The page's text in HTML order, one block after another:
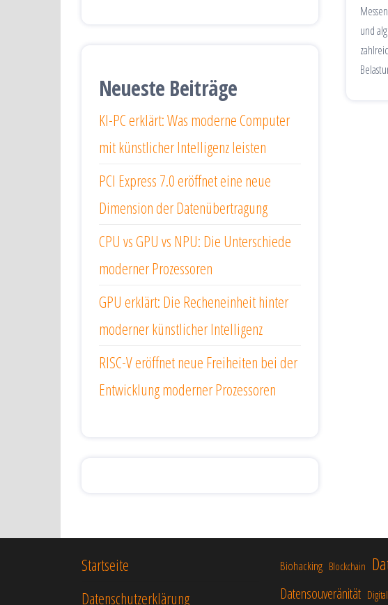
und
Neueste Beiträge
KI-PC erklärt: Was moderne Computer
mit künstlicher Intelligenz leisten
PCI Express 7.0 eröffnet eine neue
Dimension der Datenübertragung
CPU vs GPU vs NPU: Die Unterschiede
moderner Prozessoren
GPU erklärt: Die Recheneinheit hinter
moderner künstlicher Intelligenz
RISC-V eröffnet neue Freiheiten bei der
Entwicklung moderner Prozessoren
Startseite
Datenschutzerklärung
Biohacking Blockchain
Datensouveränität